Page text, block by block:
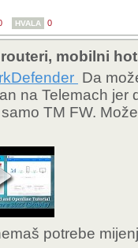
HVALA 0
routeri, mobilni
Da
na Telemach jer
TM FW.
potrebe